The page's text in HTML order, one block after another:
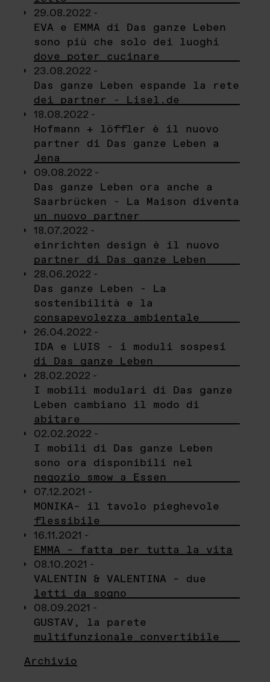
29.08.2022 -
EVA e EMMA di Das ganze Leben
sono più che solo dei luoghi
dove poter cucinare
23.08.2022 -
Das ganze Leben espande la rete
dei partner - Lisel.de
18.08.2022 -
Hofmann + löffler è il nuovo
partner di Das ganze Leben a
Jena
09.08.2022 -
Das ganze Leben ora anche a
Saarbrücken - La Maison diventa
un nuovo partner
18.07.2022 -
einrichten design è il nuovo
partner di Das ganze Leben
28.06.2022 -
Das ganze Leben - La
sostenibilità e la
consapevolezza ambientale
26.04.2022 -
IDA e LUIS - i moduli sospesi
di Das ganze Leben
28.02.2022 -
I mobili modulari di Das ganze
Leben cambiano il modo di
abitare
02.02.2022 -
I mobili di Das ganze Leben
sono ora disponibili nel
negozio smow a Essen
07.12.2021 -
MONIKA– il tavolo pieghevole
flessibile
16.11.2021 -
EMMA – fatta per tutta la vita
08.10.2021 -
VALENTIN & VALENTINA – due
letti da sogno
08.09.2021 -
GUSTAV, la parete
multifunzionale convertibile
Archivio